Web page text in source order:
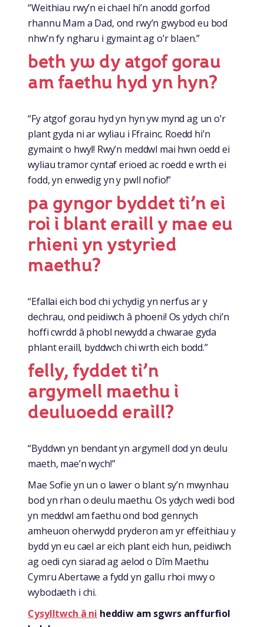
“Weithiau rwy’n ei chael hi’n anodd gorfod
rhannu Mam a Dad, ond rwy’n gwybod eu bod
nhw’n fy ngharu i gymaint ag o’r blaen.”
beth yw dy atgof gorau
am faethu hyd yn hyn?
“Fy atgof gorau hyd yn hyn yw mynd ag un o’r
plant gyda ni ar wyliau i Ffrainc. Roedd hi’n
gymaint o hwyl! Rwy’n meddwl mai hwn oedd ei
wyliau tramor cyntaf erioed ac roedd e wrth ei
fodd, yn enwedig yn y pwll nofio!”
pa gyngor byddet ti’n ei
roi i blant eraill y mae eu
rhieni yn ystyried
maethu?
“Efallai eich bod chi ychydig yn nerfus ar y
dechrau, ond peidiwch â phoeni! Os ydych chi’n
hoffi cwrdd â phobl newydd a chwarae gyda
phlant eraill, byddwch chi wrth eich bodd.”
felly, fyddet ti’n
argymell maethu i
deuluoedd eraill?
“Byddwn yn bendant yn argymell dod yn deulu
maeth, mae’n wych!”
Mae Sofie yn un o lawer o blant sy’n mwynhau
bod yn rhan o deulu maethu. Os ydych wedi bod
yn meddwl am faethu ond bod gennych
amheuon oherwydd pryderon am yr effeithiau y
bydd yn eu cael ar eich plant eich hun, peidiwch
ag oedi cyn siarad ag aelod o Dîm Maethu
Cymru Abertawe a fydd yn gallu rhoi mwy o
wybodaeth i chi.
Cysylltwch â ni heddiw am sgwrs anffurfiol